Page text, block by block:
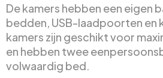
De kamers hebben een eigen
bedden, USB-laadpoorten en
kamers zijn geschikt voor
en hebben twee
volwaardig bed.